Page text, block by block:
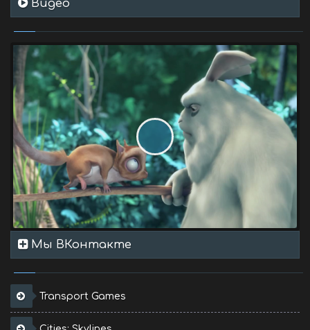
Видео
Мы ВКонтакте
Transport Games